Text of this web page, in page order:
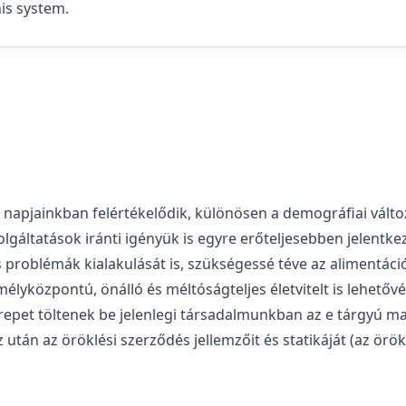
system.
felértékelődik, különösen a demográfiai
iránti igényük is egyre erőteljesebben
kialakulását is, szükségessé téve az
önálló és méltóságteljes életvitelt is
töltenek be jelenlegi társadalmunkban az e tárgyú
az öröklési szerződés jellemzőit és statikáját (az